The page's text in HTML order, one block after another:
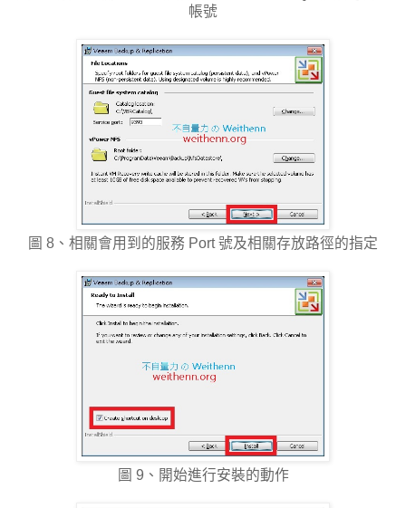
帳號
圖 8、相關會用到的服務 Port 號及相關存放路徑的指定
圖 9、開始進行安裝的動作